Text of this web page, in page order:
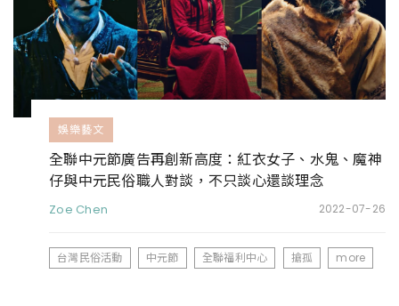
娛樂藝文
全聯中元節廣告再創新高度：紅衣女子、水鬼、魔神
仔與中元民俗職人對談，不只談心還談理念
Zoe Chen 2022-07-26
台灣民俗活動 中元節 全聯福利中心 搶孤 more